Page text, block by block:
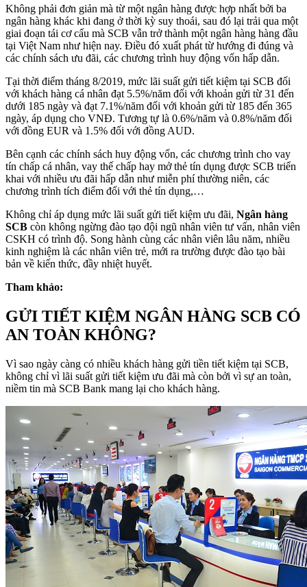
Không phải đơn giản mà từ một ngân hàng được hợp nhất bởi ba
ngân hàng khác khi đang ở thời kỳ suy thoái, sau đó lại trải qua một
giai đoạn tái cơ cấu mà SCB vẫn trở thành một ngân hàng hàng đầu
tại Việt Nam như hiện nay. Điều đó xuất phát từ hướng đi đúng và
các chính sách ưu đãi, các chương trình huy động vốn hấp dẫn.
Tại thời điểm tháng 8/2019, mức lãi suất gửi tiết kiệm tại SCB đối
với khách hàng cá nhân đạt 5.5%/năm đối với khoản gửi từ 31 đến
dưới 185 ngày và đạt 7.1%/năm đối với khoản gửi từ 185 đến 365
ngày, áp dụng cho VNĐ. Tương tự là 0.6%/năm và 0.8%/năm đối
với đồng EUR và 1.5% đối với đồng AUD.
Bên cạnh các chính sách huy động vốn, các chương trình cho vay
tín chấp cá nhân, vay thế chấp hay mở thẻ tín dụng được SCB triển
khai với nhiều ưu đãi hấp dẫn như miễn phí thường niên, các
chương trình tích điểm đối với thẻ tín dụng,…
Không chỉ áp dụng mức lãi suất gửi tiết kiệm ưu đãi, Ngân hàng
SCB còn không ngừng đào tạo đội ngũ nhân viên tư vấn, nhân viên
CSKH có trình độ. Song hành cùng các nhân viên lâu năm, nhiều
kinh nghiệm là các nhân viên trẻ, mới ra trường được đào tạo bài
bản về kiến thức, đầy nhiệt huyết.
Tham khảo:
GỬI TIẾT KIỆM NGÂN HÀNG SCB CÓ
AN TOÀN KHÔNG?
Vì sao ngày càng có nhiều khách hàng gửi tiền tiết kiệm tại SCB,
không chỉ vì lãi suất gửi tiết kiệm ưu đãi mà còn bởi vì sự an toàn,
niềm tin mà SCB Bank mang lại cho khách hàng.